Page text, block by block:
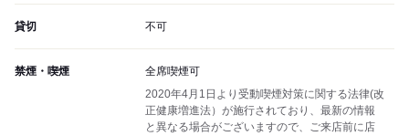
貸切 不可
禁煙・喫煙
全席喫煙可
2020年4月1日より受動喫煙対策に関する法律(改
正健康増進法）が施行されており、最新の情報
と異なる場合がございますので、ご来店前に店